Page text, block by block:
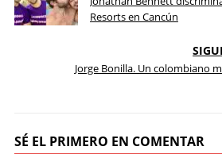
Resorts en Cancún
Jorge Bonilla. Un colombiano
SÉ EL PRIMERO EN COMENTAR